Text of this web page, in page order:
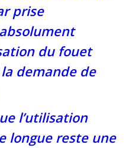
prise
du fouet
demande de
l’utilisation
longue reste une